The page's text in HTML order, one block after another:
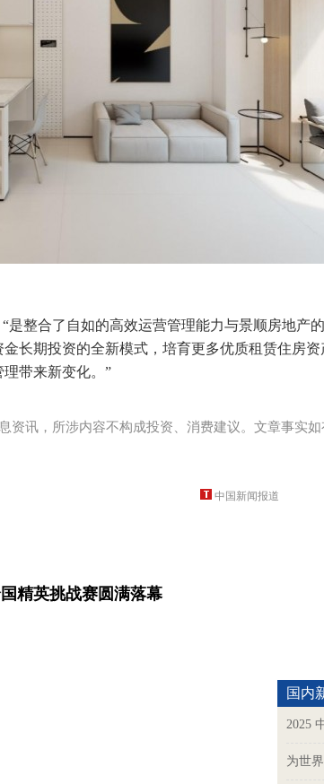
是整合了自如的高效运营管理能力与景顺房地产
长期投资的全新模式，培育更多优质租赁住房
带来新变化。”
资讯，所涉内容不构成投资、消费建议。文章事实
中国新闻报道
精英挑战赛圆满落幕
国内
2025
为世